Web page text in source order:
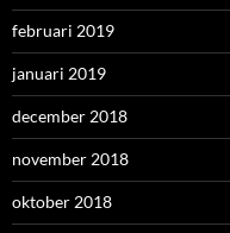
februari 2019
januari 2019
december 2018
november 2018
oktober 2018